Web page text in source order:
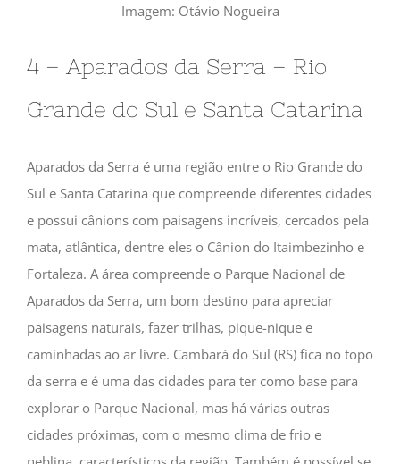
Imagem: Otávio Nogueira
4 – Aparados da Serra – Rio
Grande do Sul e Santa Catarina
Aparados da Serra é uma região entre o Rio Grande do
Sul e Santa Catarina que compreende diferentes cidades
e possui cânions com paisagens incríveis, cercados pela
mata, atlântica, dentre eles o Cânion do Itaimbezinho e
Fortaleza. A área compreende o Parque Nacional de
Aparados da Serra, um bom destino para apreciar
paisagens naturais, fazer trilhas, pique-nique e
caminhadas ao ar livre. Cambará do Sul (RS) fica no topo
da serra e é uma das cidades para ter como base para
explorar o Parque Nacional, mas há várias outras
cidades próximas, com o mesmo clima de frio e